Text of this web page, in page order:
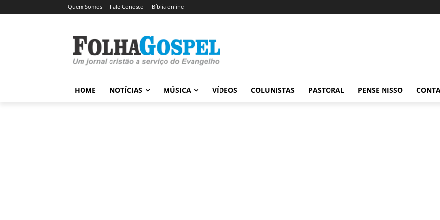
Quem Somos Fale Conosco Bíblia online
HOME NOTÍCIAS MÚSICA VÍDEOS COLUNISTAS PASTORAL PENSE NISSO